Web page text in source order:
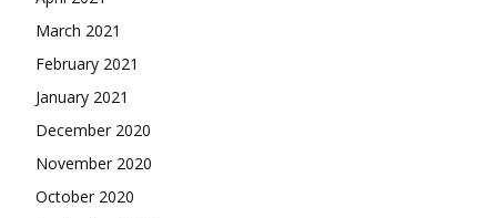
March 2021
February 2021
January 2021
December 2020
November 2020
October 2020